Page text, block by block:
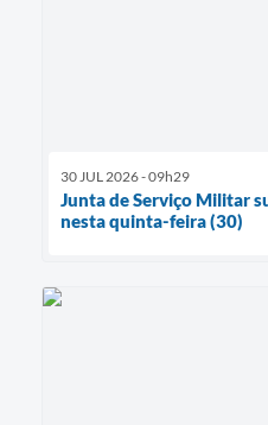
30 JUL 2026 - 09h29
Junta de Serviço Militar
nesta quinta-feira (30)